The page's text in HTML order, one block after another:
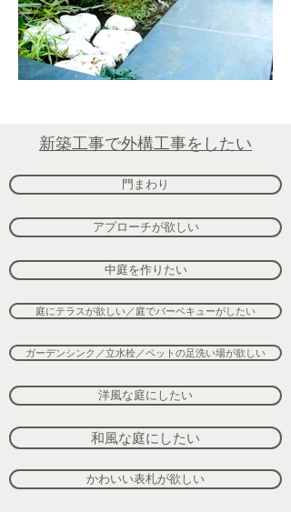
新築工事で外構工事をしたい
門まわり
アプローチが欲しい
中庭を作りたい
庭にテラスが欲しい／庭でバーベキューがしたい
ガーデンシンク／立水栓／ペットの足洗い場が欲しい
洋風な庭にしたい
和風な庭にしたい
かわいい表札が欲しい